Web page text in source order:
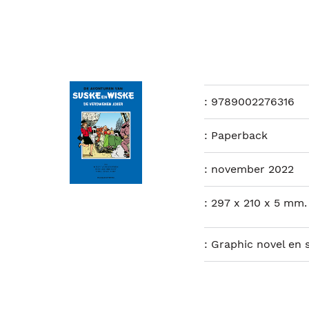
: 9789002276316
: Paperback
: november 2022
: 297 x 210 x 5 mm.
: Graphic novel en